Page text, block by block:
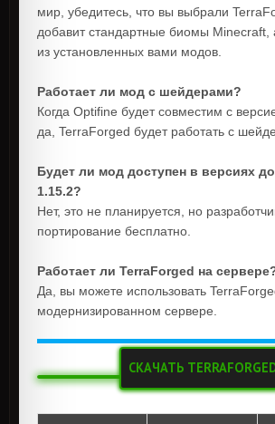
мир, убедитесь, что вы выбрали
добавит стандартные биомы Minecraft,
из установленных вами модов.
Работает ли мод с шейдерами?
Когда Optifine будет совместим с
да, TerraForged будет работать с
Будет ли мод доступен в версиях
1.15.2?
Нет, это не планируется, но
портирование бесплатно.
Работает ли TerraForged на
Да, вы можете использовать
модернизированном сервере.
СКАЧАТЬ